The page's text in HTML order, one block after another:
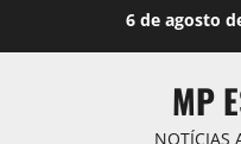
6 de agosto
MP
NOTÍCIAS